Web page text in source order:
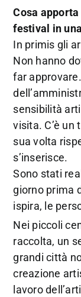
Cosa
festival in
In primis gli
Non hanno
far
sensibilità
visita. C’è un
sua volta
s’inserisce.
Sono stati
giorno prima
ispira, le
Nei piccoli
raccolta, un
grandi città
creazione
lavoro